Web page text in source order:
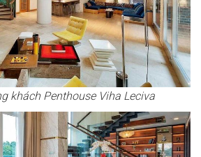
khách Penthouse Viha Leciva